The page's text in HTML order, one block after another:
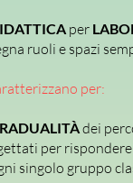
per
ruoli e spazi
per:
dei
per
singolo gruppo